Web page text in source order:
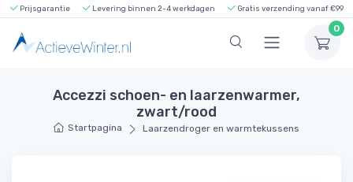
Prijsgarantie Levering binnen 2-4 werkdagen Gratis verzending vanaf €99
0
Accezzi schoen- en laarzenwarmer,
zwart/rood
Startpagina Laarzendroger en warmtekussens